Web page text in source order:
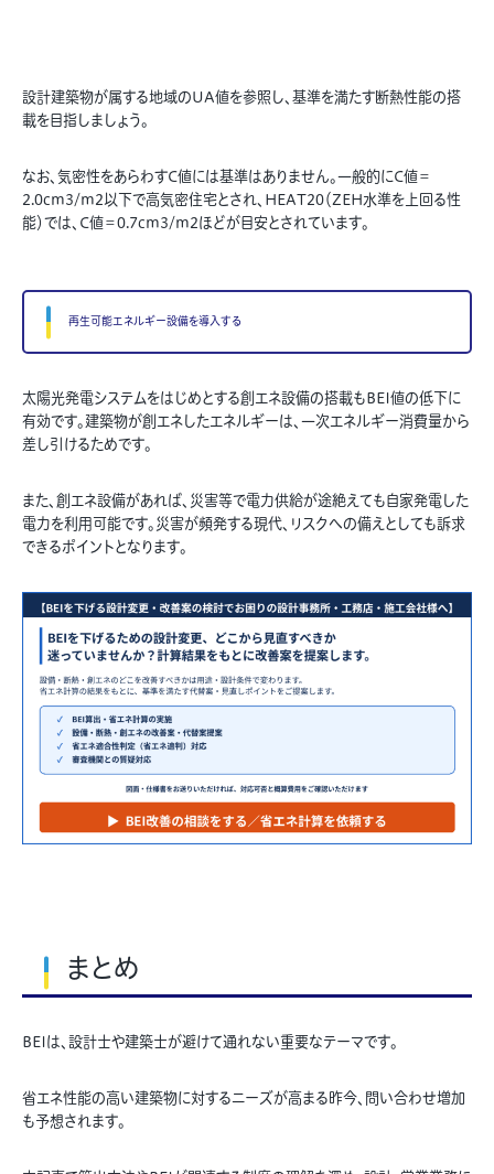
設計建築物が属する地域のUA値を参照し、基準を満たす断熱性能の搭
載を目指しましょう。
なお、気密性をあらわすC値には基準はありません。一般的にC値＝
2.0cm3/m2以下で高気密住宅とされ、HEAT20（ZEH水準を上回る性
能）では、C値＝0.7cm3/m2ほどが目安とされています。
再生可能エネルギー設備を導入する
太陽光発電システムをはじめとする創エネ設備の搭載もBEI値の低下に
有効です。建築物が創エネしたエネルギーは、一次エネルギー消費量から
差し引けるためです。
また、創エネ設備があれば、災害等で電力供給が途絶えても自家発電した
電力を利用可能です。災害が頻発する現代、リスクへの備えとしても訴求
できるポイントとなります。
まとめ
BEIは、設計士や建築士が避けて通れない重要なテーマです。
省エネ性能の高い建築物に対するニーズが高まる昨今、問い合わせ増加
も予想されます。